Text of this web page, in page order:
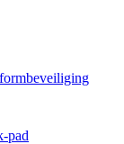
pad